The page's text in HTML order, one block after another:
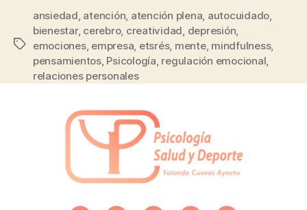
ansiedad, atención, atención plena, autocuidado,
bienestar, cerebro, creatividad, depresión,
emociones, empresa, etsrés, mente, mindfulness,
pensamientos, Psicología, regulación emocional,
relaciones personales